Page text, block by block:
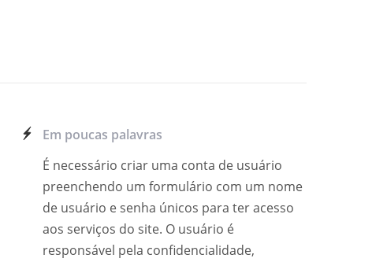
Em poucas palavras
É necessário criar uma conta de usuário
preenchendo um formulário com um nome
de usuário e senha únicos para ter acesso
aos serviços do site. O usuário é
responsável pela confidencialidade,